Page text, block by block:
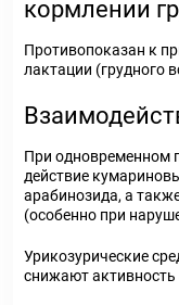
кормлении
Противопоказан к
лактации (грудного
При одновременном
действие
арабинозида, а
(особенно при
Урикозурические
снижают